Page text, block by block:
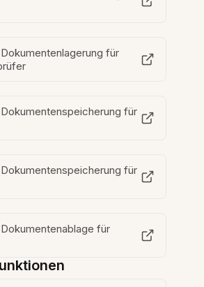
für
für
für
für